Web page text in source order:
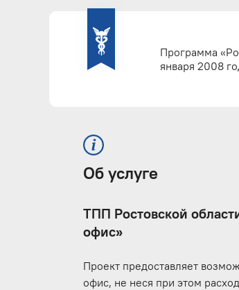
Программа
января 2008
Об услуге
ТПП Ростовской
офис»
Проект предоставляет
офис, не неся при этом